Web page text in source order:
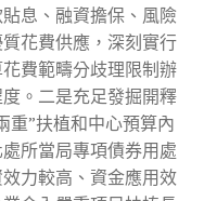
息、融資擔保、風險
花費供應，深刻實行
費範疇分歧理限制辦
。二是充足發掘開釋
重”扶植和中心預算內
所當局專項債券用處
力較高、資金應用效